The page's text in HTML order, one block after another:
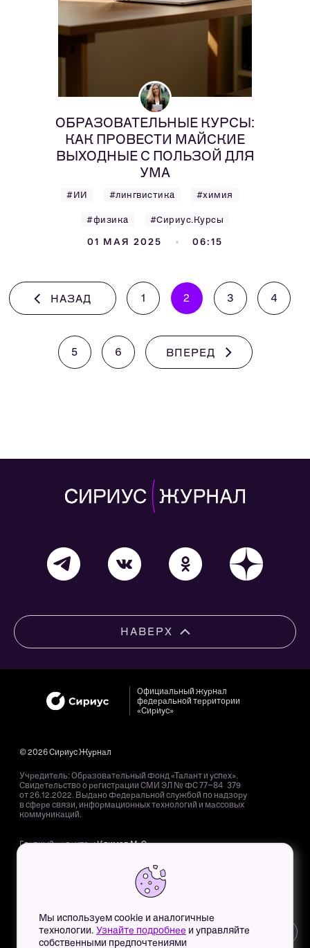
ОБРАЗОВАТЕЛЬНЫЕ КУРСЫ:
КАК ПРОВЕСТИ МАЙСКИЕ
ВЫХОДНЫЕ С ПОЛЬЗОЙ ДЛЯ
УМА
#ИИ #лингвистика #химия
#физика #Сириус.Курсы
01 МАЯ 2025 06:15
НАЗАД 1 2 3 4
5 6 ВПЕРЕД
НАВЕРХ
© 2026 Сириус Журнал
Учредитель: Образовательный Фонд «Талант и успех».
Свидетельство о регистрации СМИ ЭЛ № ФС 77−84 379
от 26.12.2022. Выдано Федеральной службой по надзору
в сфере связи, информационных технологий и массовых
коммуникаций.
Главный редактор:Климов М. Э.
Адрес электронной почты редакции:
.
+7 (800) 100-76-63
Для детей старше 12 лет. Все права на любые материалы,
опубликованные на сайте, защищены в соответствии
с российским и международным законодательством
Официальный журнал
федеральной территории
«Сириус»
Мы используем cookie и аналогичные
технологии. Узнайте подробнее и управляйте
собственными предпочтениями